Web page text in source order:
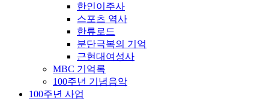
한인이주사
스포츠 역사
한류로드
분단극복의 기억
근현대여성사
MBC 기억록
100주년 기념음악
100주년 사업